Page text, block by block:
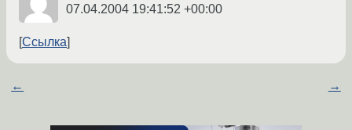
07.04.2004 19:41:52 +00:00
Ссылка
← →